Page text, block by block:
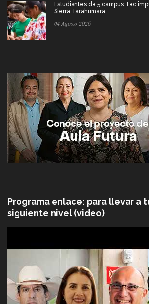
Estudiantes de 5 campus Tec
Sierra Tarahumara
04 Agosto 2026
Programa enlace: para llevar a
siguiente nivel (video)